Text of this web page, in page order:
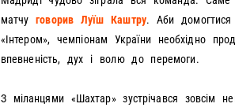
матчуговорив Луїш Каштру. Аби домогтися
«Інтером», чемпіонам України необхідно
впевненість, дух і волю до перемоги.
З міланцями «Шахтар» зустрічався зовсім